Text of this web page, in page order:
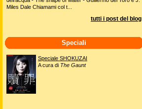
Miles Dale Chiamami col t...
tutti i post del blog
Speciali
Speciale SHOKUZAI
A cura di The Gaunt